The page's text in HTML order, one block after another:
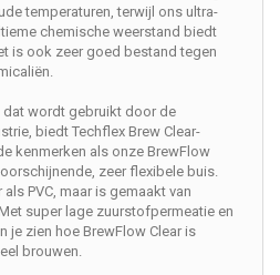
temperaturen, terwijl ons ultra-
chemische weerstand biedt
is ook zeer goed bestand tegen
dat wordt gebruikt door de
biedt Techflex Brew Clear-
kenmerken als onze BrewFlow
zeer flexibele buis.
PVC, maar is gemaakt van
super lage zuurstofpermeatie en
je zien hoe BrewFlow Clear is
brouwen.